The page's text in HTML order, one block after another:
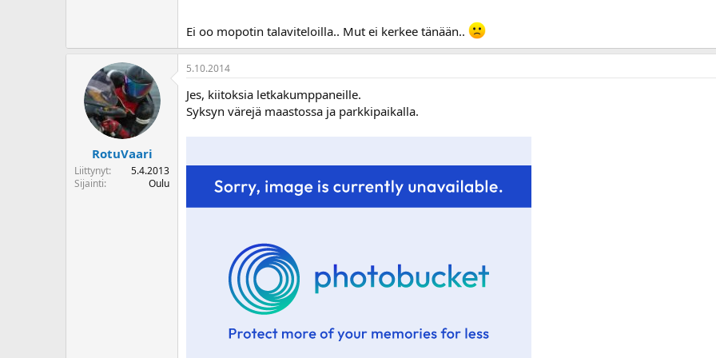
Ei oo mopotin talaviteloilla.. Mut ei kerkee tänään..
RotuVaari
Liittynyt
5.4.2013
Sijainti
Oulu
5.10.2014
Jes, kiitoksia letkakumppaneille.
Syksyn värejä maastossa ja parkkipaikalla.